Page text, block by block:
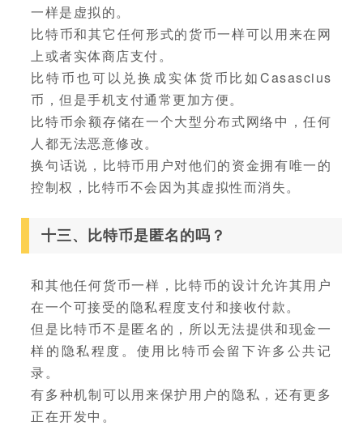
一样是虚拟的。
比特币和其它任何形式的货币一样可以用来在网
上或者实体商店支付。
比特币也可以兑换成实体货币比如Casascius
币，但是手机支付通常更加方便。
比特币余额存储在一个大型分布式网络中，任何
人都无法恶意修改。
换句话说，比特币用户对他们的资金拥有唯一的
控制权，比特币不会因为其虚拟性而消失。
十三、比特币是匿名的吗？
和其他任何货币一样，比特币的设计允许其用户
在一个可接受的隐私程度支付和接收付款。
但是比特币不是匿名的，所以无法提供和现金一
样的隐私程度。使用比特币会留下许多公共记
录。
有多种机制可以用来保护用户的隐私，还有更多
正在开发中。